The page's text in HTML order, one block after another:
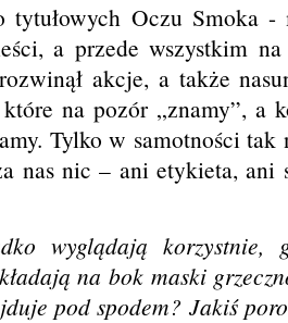
tytułowych Oczu Smoka
a przede wszystkim
akcje, a także
na pozór „znamy”, a
Tylko w samotności tak
nas nic – ani etykieta, ani
wyglądają
na bok maski
pod spodem? Jakiś